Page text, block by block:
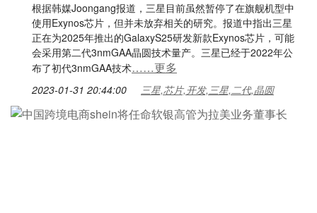
根据韩媒Joongang报道，三星目前虽然暂停了在旗舰机型中
使用Exynos芯片，但并未放弃相关的研究。报道中指出三星
正在为2025年推出的GalaxyS25研发新款Exynos芯片，可能
会采用第二代3nmGAA晶圆技术量产。三星已经于2022年公
布了初代3nmGAA技术……更多
2023-01-31 20:44:00 三星,芯片,开发,三星,二代,晶圆